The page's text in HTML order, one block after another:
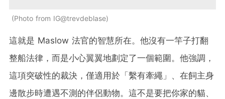
Photo from IG@trevdeblase
這就是 Maslow 法官的智慧所在。他沒有一竿子打翻
整船法律，而是小心翼翼地劃定了一個範圍。他強調，
這項突破性的裁決，僅適用於「繫有牽繩」、在飼主身
邊散步時遭遇不測的伴侶動物。這不是要把你家的貓、